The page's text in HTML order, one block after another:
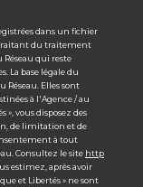
dans un fichier
du traitement
Réseau qui reste
La base légale du
Elles sont
à l'Agence / au
vous disposez des
de limitation et de
à tout
Consultez le site http
estimez, après avoir
et Libertés » ne sont